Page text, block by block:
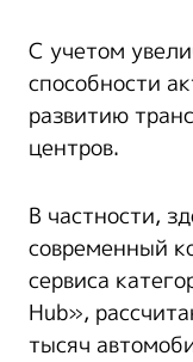
С учетом
способности
развитию
центров.
В частности,
современный
сервиса
Hub»,
тысяч